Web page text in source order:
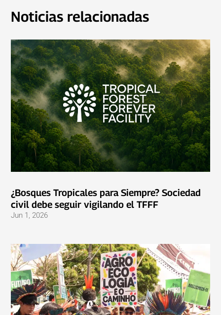
Noticias relacionadas
¿Bosques Tropicales para Siempre? Sociedad
civil debe seguir vigilando el TFFF
Jun 1, 2026